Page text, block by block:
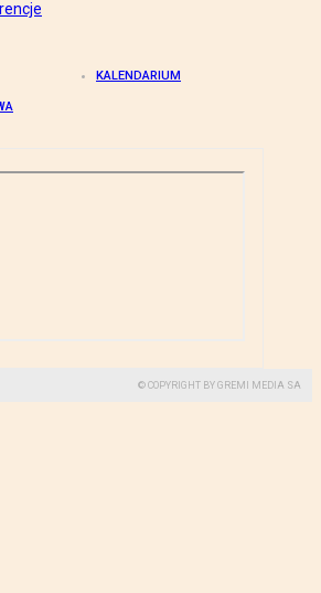
KALENDARIUM
© COPYRIGHT BY GREMI MEDIA SA